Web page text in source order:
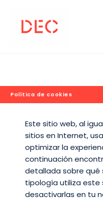
Política de cookies
Este sitio web, al
sitios en Internet,
optimizar la
continuación
detallada sobre qué
tipología utiliza este
desactivarlas en tu